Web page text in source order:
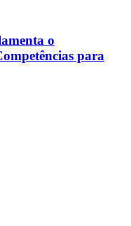
o
para